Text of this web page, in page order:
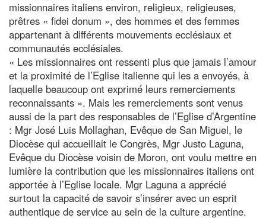
missionnaires italiens environ, religieux, religieuses,
prêtres « fidei donum », des hommes et des femmes
appartenant à différents mouvements ecclésiaux et
communautés ecclésiales.
« Les missionnaires ont ressenti plus que jamais l’amour
et la proximité de l’Eglise italienne qui les a envoyés, à
laquelle beaucoup ont exprimé leurs remerciements
reconnaissants ». Mais les remerciements sont venus
aussi de la part des responsables de l’Eglise d’Argentine
: Mgr José Luis Mollaghan, Evêque de San Miguel, le
Diocèse qui accueillait le Congrès, Mgr Justo Laguna,
Evêque du Diocèse voisin de Moron, ont voulu mettre en
lumière la contribution que les missionnaires italiens ont
apportée à l’Eglise locale. Mgr Laguna a apprécié
surtout la capacité de savoir s’insérer avec un esprit
authentique de service au sein de la culture argentine.